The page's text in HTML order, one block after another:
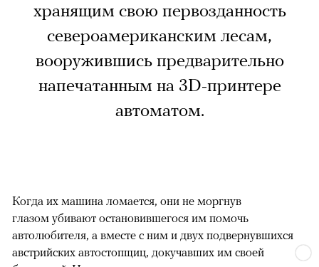
хранящим свою первозданность
североамериканским лесам,
вооружившись предварительно
напечатанным на 3D-принтере
автоматом.
Когда их машина ломается, они не моргнув
глазом убивают остановившегося им помочь
автолюбителя, а вместе с ним и двух подвернувшихся
австрийских автостопщиц, докучавших им своей